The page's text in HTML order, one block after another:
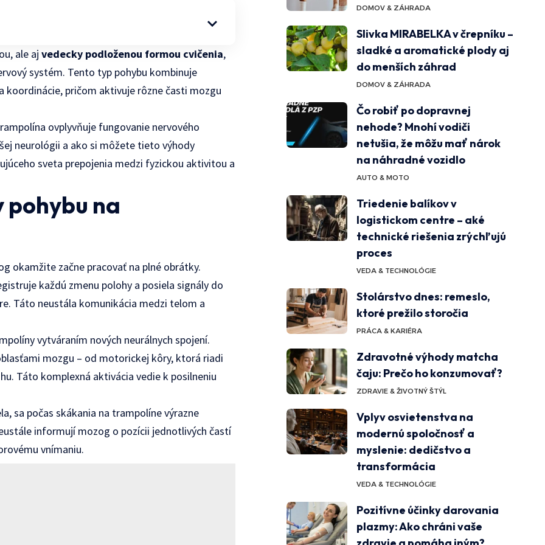
ale ajvedecky podloženou formou cvičenia,
systém. Tento typ pohybu kombinuje
koordinácie, pričom aktivuje rôzne časti mozgu
ovplyvňuje fungovanie nervového
neurológii a ako si môžete tieto výhody
sveta prepojenia medzi fyzickou aktivitou a
na
okamžite začne pracovať na plné obrátky.
každú zmenu polohy a posiela signály do
Táto neustála komunikácia medzi telom a
vytváraním nových neurálnych spojení.
mozgu – od motorickej kôry, ktorá riadi
Táto komplexná aktivácia vedie k posilneniu
sa počas skákania na trampolíne výrazne
informují mozog o pozícii jednotlivých častí
vnímaniu.
DOMOV & ZÁHRADA
Slivka MIRABELKA v črepníku –
sladké a aromatické plody aj
do menších záhrad
DOMOV & ZÁHRADA
Čo robiť po dopravnej
nehode? Mnohí vodiči
netušia, že môžu mať nárok
na náhradné vozidlo
AUTO & MOTO
Triedenie balíkov v
logistickom centre – aké
technické riešenia zrýchľujú
proces
VEDA & TECHNOLÓGIE
Stolárstvo dnes: remeslo,
ktoré prežilo storočia
PRÁCA & KARIÉRA
Zdravotné výhody matcha
čaju: Prečo ho konzumovať?
ZDRAVIE & ŽIVOTNÝ ŠTÝL
Vplyv osvietenstva na
modernú spoločnosť a
myslenie: dedičstvo a
transformácia
VEDA & TECHNOLÓGIE
Pozitívne účinky darovania
plazmy: Ako chráni vaše